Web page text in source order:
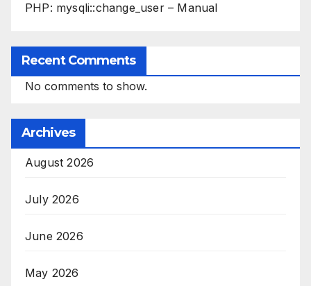
PHP: mysqli::change_user – Manual
Recent Comments
No comments to show.
Archives
August 2026
July 2026
June 2026
May 2026